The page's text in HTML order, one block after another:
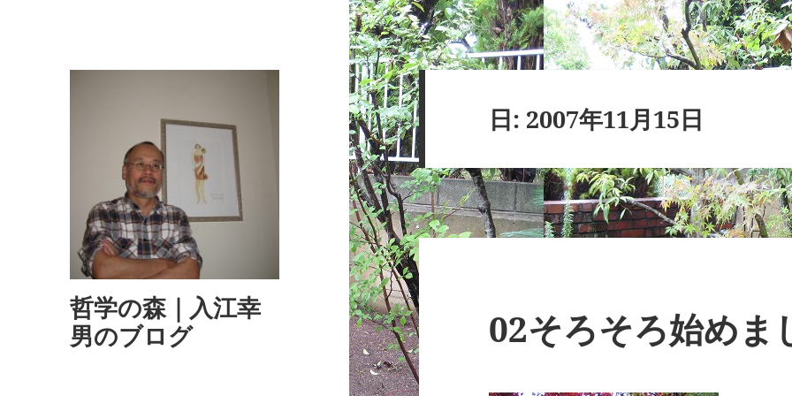
哲学の森｜入江幸
男のブログ
日: 2007年11月15日
02そろそろ始めま